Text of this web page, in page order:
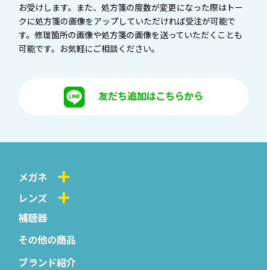
お受けします。また、処方箋の度数が変更になった際はトー
クに処方箋の画像をアップしていただければ受注が可能で
す。修理箇所の画像や処方箋の画像を送っていただくことも
可能です。お気軽にご相談ください。
友だち追加はこちらから
メガネ
レンズ
補聴器
その他の商品
ブランド紹介